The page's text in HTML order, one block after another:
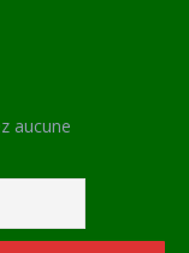
aucune